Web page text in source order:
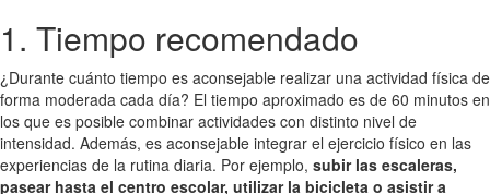
1. Tiempo recomendado
¿Durante cuánto tiempo es aconsejable realizar una actividad física de
forma moderada cada día? El tiempo aproximado es de 60 minutos en
los que es posible combinar actividades con distinto nivel de
intensidad. Además, es aconsejable integrar el ejercicio físico en las
experiencias de la rutina diaria. Por ejemplo, subir las escaleras,
pasear hasta el centro escolar, utilizar la bicicleta o asistir a